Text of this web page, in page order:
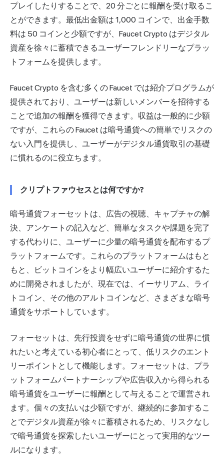
プレイしたりすることで、20 分ごとに報酬を受け取るこ
とができます。最低出金額は 1,000 コインで、出金手数
料は 50 コインと少額ですが、Faucet Crypto はデジタル
資産を徐々に蓄積できるユーザーフレンドリーなプラッ
トフォームを提供します。
Faucet Crypto を含む多くの Faucet では紹介プログラムが
提供されており、ユーザーは新しいメンバーを招待する
ことで追加の報酬を獲得できます。収益は一般的に少額
ですが、これらの Faucet は暗号通貨への簡単でリスクの
ない入門を提供し、ユーザーがデジタル通貨取引の基礎
に慣れるのに役立ちます。
クリプトファウセスとは何ですか?
暗号通貨フォーセットは、広告の視聴、キャプチャの解
決、アンケートの記入など、簡単なタスクや課題を完了
する代わりに、ユーザーに少量の暗号通貨を配布するプ
ラットフォームです。これらのプラットフォームはもと
もと、ビットコインをより幅広いユーザーに紹介するた
めに開発されましたが、現在では、イーサリアム、ライ
トコイン、その他のアルトコインなど、さまざまな暗号
通貨をサポートしています。
フォーセットは、先行投資をせずに暗号通貨の世界に慣
れたいと考えている初心者にとって、低リスクのエント
リーポイントとして機能します。フォーセットは、プラ
ットフォームパートナーシップや広告収入から得られる
暗号通貨をユーザーに報酬として与えることで運営され
ます。個々の支払いは少額ですが、継続的に参加するこ
とでデジタル資産が徐々に蓄積されるため、リスクなし
で暗号通貨を探索したいユーザーにとって実用的なツー
ルになります。